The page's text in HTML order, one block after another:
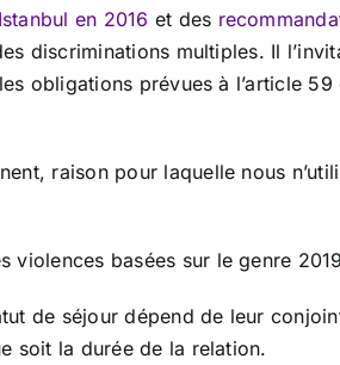
en 2016 et des
discriminations multiples. Il
obligations prévues à l’article
raison pour laquelle nous
violences basées sur le genre
de séjour dépend de leur
soit la durée de la relation.